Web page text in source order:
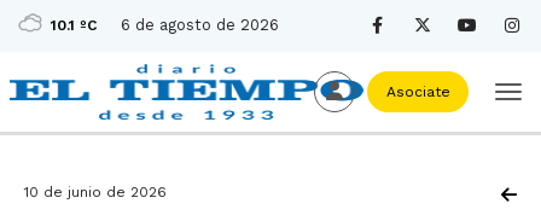
10.1 ºC 6 de agosto de 2026
Asociate
10 de junio de 2026